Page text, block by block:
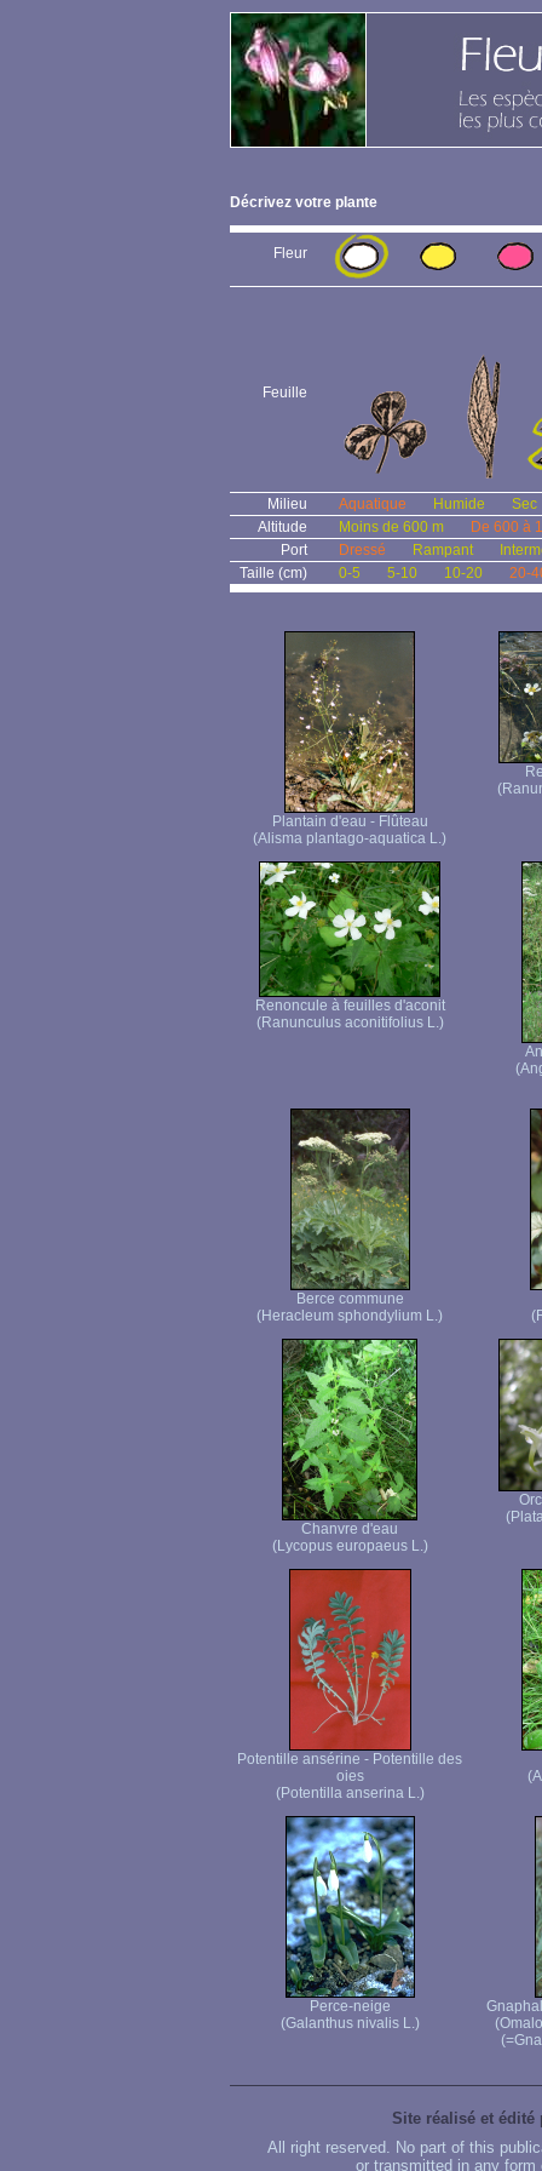
Décrivez votre plante
Fleur
Feuille
Milieu Aquatique Humide
Sec
Altitude
Moins de 600 m
De 600 à
Port
Dressé Rampant
Taille (cm)
0-5 5-10 10-20 20-
Plantain d'eau - Flûteau
(Alisma plantago-aquatica L.)
Renoncule à feuilles d'aconit
(Ranunculus aconitifolius L.)
Berce commune
(Heracleum sphondylium L.)
Chanvre d'eau
(Lycopus europaeus L.)
Potentille ansérine - Potentille des
oies
(Potentilla anserina L.)
Perce-neige
(Galanthus nivalis L.)
Site réalisé et édité
All right reserved. No part of this
or transmitted in any